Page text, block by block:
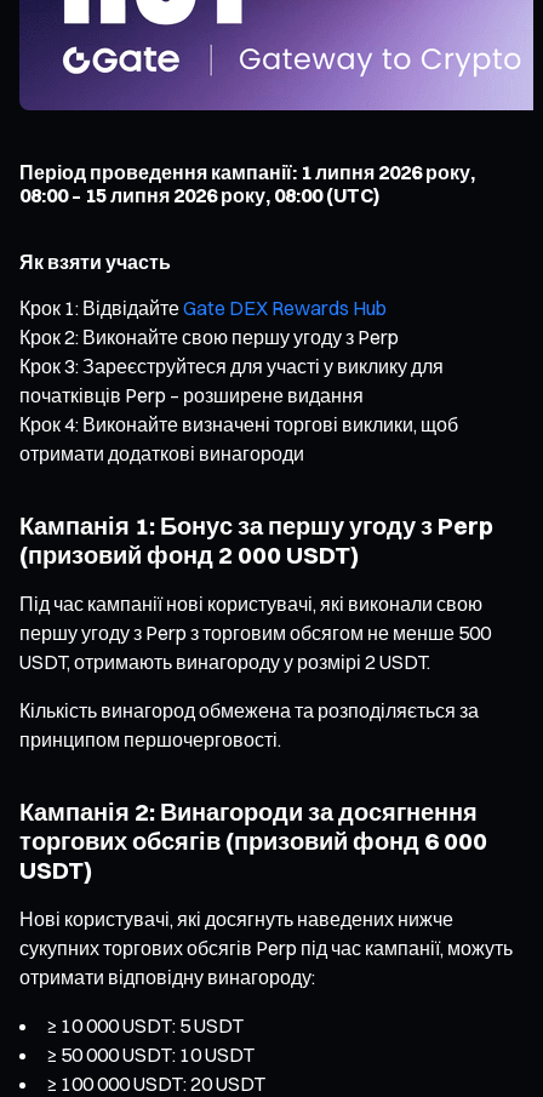
Період проведення кампанії: 1 липня 2026 року,
08:00 – 15 липня 2026 року, 08:00 (UTC)
Як взяти участь
Крок 1: ВідвідайтеGate DEX Rewards Hub
Крок 2: Виконайте свою першу угоду з Perp
Крок 3: Зареєструйтеся для участі у виклику для
початківців Perp – розширене видання
Крок 4: Виконайте визначені торгові виклики, щоб
отримати додаткові винагороди
Кампанія 1: Бонус за першу угоду з Perp
(призовий фонд 2 000 USDT)
Під час кампанії нові користувачі, які виконали свою
першу угоду з Perp з торговим обсягом не менше 500
USDT, отримають винагороду у розмірі 2 USDT.
Кількість винагород обмежена та розподіляється за
принципом першочерговості.
Кампанія 2: Винагороди за досягнення
торгових обсягів (призовий фонд 6 000
USDT)
Нові користувачі, які досягнуть наведених нижче
сукупних торгових обсягів Perp під час кампанії, можуть
отримати відповідну винагороду:
≥ 10 000 USDT: 5 USDT
≥ 50 000 USDT: 10 USDT
≥ 100 000 USDT: 20 USDT